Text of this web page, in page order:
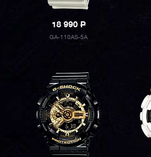
18 990P
GA-110AS-5A